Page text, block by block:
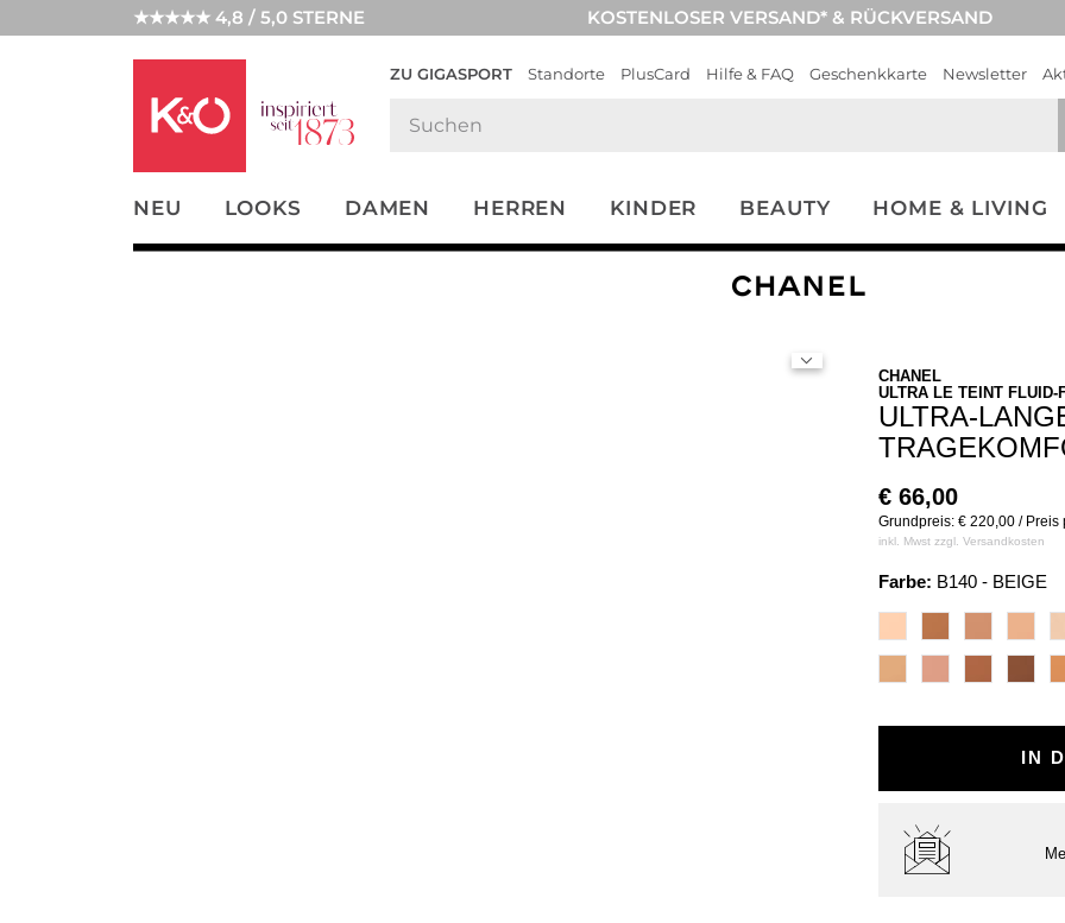
★★★★★ 4,8 / 5,0 STERNE KOSTENLOSER VERSAND* & RÜCKVERSAND
ZU GIGASPORT Standorte PlusCard Hilfe & FAQ Geschenkkarte Newsletter
NEU LOOKS DAMEN HERREN KINDER BEAUTY HOME & LIVING
UNSERE APP
CLICK &
CHANEL
ULTRA LE TEINT FLUID-
ULTRA-
€ 66,00
Grundpreis: € 220,00 / Preis
inkl. Mwst zzgl. Versandkosten
Farbe: B140 - BEIGE
IN